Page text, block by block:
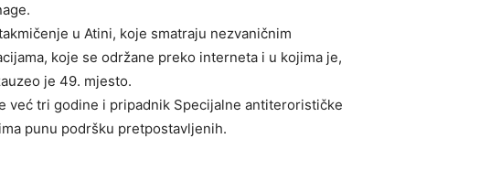
u Atini, koje smatraju nezvaničnim
koje se održane preko interneta i u kojima je,
je 49. mjesto.
već tri godine i pripadnik Specijalne antiterorističke
punu podršku pretpostavljenih.